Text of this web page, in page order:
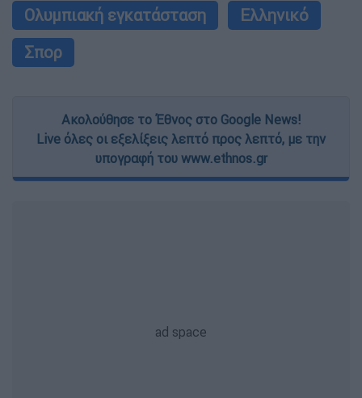
Ολυμπιακή εγκατάσταση
Ελληνικό
Σπορ
Ακολούθησε το Έθνος στο Google News!
Live όλες οι εξελίξεις λεπτό προς λεπτό, με την
υπογραφή του www.ethnos.gr